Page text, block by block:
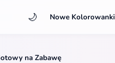
🌙 Nowe Kolorowanki
na Zabawę